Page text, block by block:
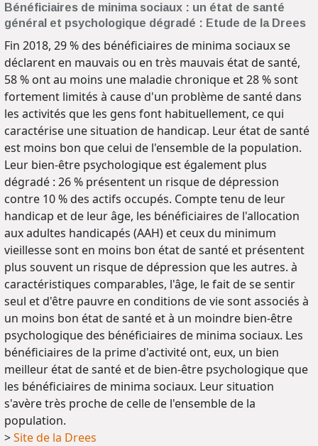
Bénéficiaires de minima sociaux : un état de santé
général et psychologique dégradé : Etude de la Drees
Fin 2018, 29 % des bénéficiaires de minima sociaux se
déclarent en mauvais ou en très mauvais état de santé,
58 % ont au moins une maladie chronique et 28 % sont
fortement limités à cause d'un problème de santé dans
les activités que les gens font habituellement, ce qui
caractérise une situation de handicap. Leur état de santé
est moins bon que celui de l'ensemble de la population.
Leur bien-être psychologique est également plus
dégradé : 26 % présentent un risque de dépression
contre 10 % des actifs occupés. Compte tenu de leur
handicap et de leur âge, les bénéficiaires de l'allocation
aux adultes handicapés (AAH) et ceux du minimum
vieillesse sont en moins bon état de santé et présentent
plus souvent un risque de dépression que les autres. à
caractéristiques comparables, l'âge, le fait de se sentir
seul et d'être pauvre en conditions de vie sont associés à
un moins bon état de santé et à un moindre bien-être
psychologique des bénéficiaires de minima sociaux. Les
bénéficiaires de la prime d'activité ont, eux, un bien
meilleur état de santé et de bien-être psychologique que
les bénéficiaires de minima sociaux. Leur situation
s'avère très proche de celle de l'ensemble de la
population.
>Site de la Drees